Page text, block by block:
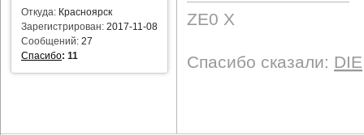
Откуда: Красноярск
Зарегистрирован: 2017-11-08
Сообщений: 27
Спасибо: 11
ZE0 X
Спасибо сказали: DIE